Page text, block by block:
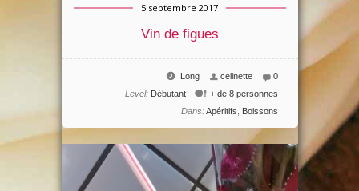
5 septembre 2017
Vin de figues
0
celinette
Long
+ de 8 personnes
Level: Débutant
Dans: Apéritifs Boissons